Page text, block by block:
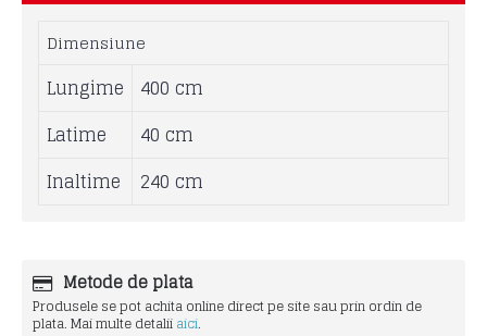
Dimensiune
Lungime
400 cm
Latime
40 cm
Inaltime
240 cm
Metode de plata
Produsele se pot achita online direct pe site sau prin ordin de
plata. Mai multe detaliiaici.